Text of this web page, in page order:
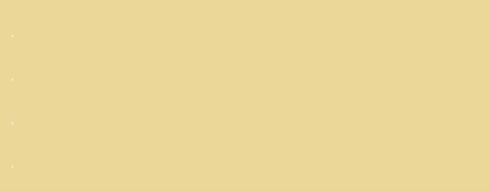
.
.
.
.